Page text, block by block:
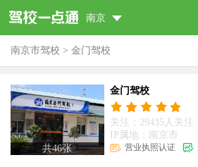
南京
南京市驾校 > 金门驾校
共46张
金门驾校
关注：29435人关注
IP属地：南京市
营业执照认证